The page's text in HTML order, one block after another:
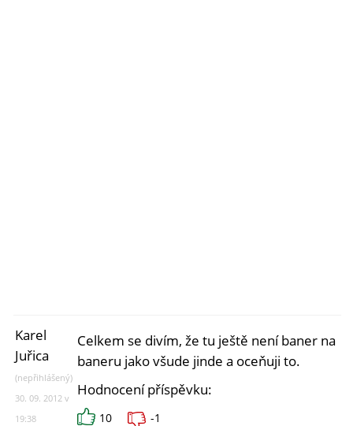
Karel
Juřica
(nepřihlášený)
30. 09. 2012 v
19:38
Celkem se divím, že tu ještě není baner na
baneru jako všude jinde a oceňuji to.
Hodnocení příspěvku:
10 -1